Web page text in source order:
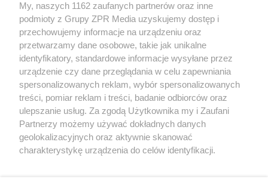
Żaden utwór zamieszczony w serwisie nie może być powielany i
rozpowszechniany lub dalej rozpowszechniany w jakikolwiek sposób (w
tym także elektroniczny lub mechaniczny) na jakimkolwiek polu
eksploatacji w jakiejkolwiek formie, włącznie z umieszczaniem w
Internecie bez pisemnej zgody właściciela praw. Jakiekolwiek użycie lub
wykorzystanie utworów w całości lub w części z naruszeniem prawa,
tzn. bez właściwej zgody, jest zabronione pod groźbą kary i może być
ścigane prawnie.
My, naszych 1162 zaufanych partnerów oraz inne
podmioty z Grupy ZPR Media uzyskujemy dostęp i
przechowujemy informacje na urządzeniu oraz
przetwarzamy dane osobowe, takie jak unikalne
identyfikatory, standardowe informacje wysyłane przez
urządzenie czy dane przeglądania w celu zapewniania
spersonalizowanych reklam, wybór spersonalizowanych
treści, pomiar reklam i treści, badanie odbiorców oraz
ulepszanie usług. Za zgodą Użytkownika my i Zaufani
Partnerzy możemy używać dokładnych danych
geolokalizacyjnych oraz aktywnie skanować
charakterystykę urządzenia do celów identyfikacji.